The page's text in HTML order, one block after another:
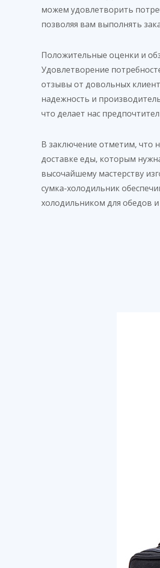
можем удовлетворить
позволяя вам выполнять
Положительные оценки и
Удовлетворение
отзывы от довольных
надежность и
что делает нас
В заключение отметим, что
доставке еды, которым
высочайшему мастерству
сумка-холодильник
холодильником для обедов